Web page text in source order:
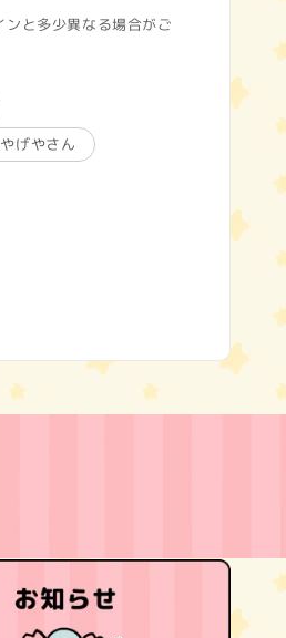
と多少異なる場合がご
げやさん